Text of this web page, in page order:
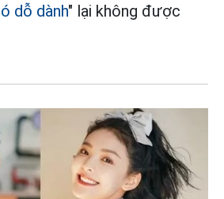
dỗ dành" lại không được